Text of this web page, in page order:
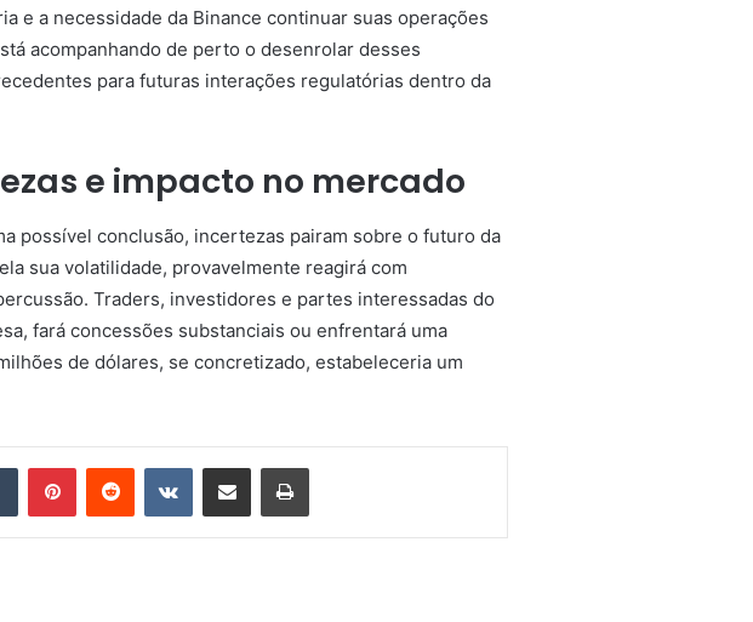
e a necessidade da Binance continuar suas operações
acompanhando de perto o desenrolar desses
para futuras interações regulatórias dentro da
e impacto no mercado
possível conclusão, incertezas pairam sobre o futuro da
sua volatilidade, provavelmente reagirá com
Traders, investidores e partes interessadas do
fará concessões substanciais ou enfrentará uma
de dólares, se concretizado, estabeleceria um